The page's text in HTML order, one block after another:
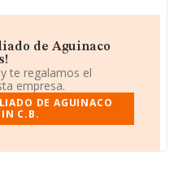
de Aguinaco
te regalamos el
empresa.
DE AGUINACO
C.B.